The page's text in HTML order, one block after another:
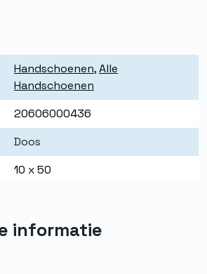
Handschoenen,Alle
Handschoenen
20606000436
Doos
10 x 50
informatie